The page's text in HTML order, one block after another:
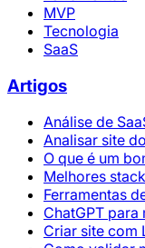
MVP
Tecnologia
SaaS
Artigos
Análise de
Analisar site
O que é um
Melhores
Ferramentas
ChatGPT para
Criar site com